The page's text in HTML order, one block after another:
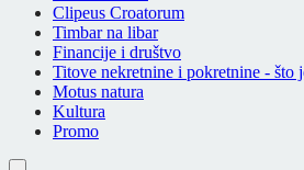
Clipeus Croatorum
Timbar na libar
Financije i društvo
Titove nekretnine i pokretnine - što
Motus natura
Kultura
Promo